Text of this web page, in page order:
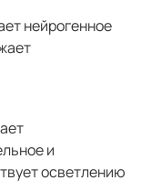
нейрогенное
и
осветлению